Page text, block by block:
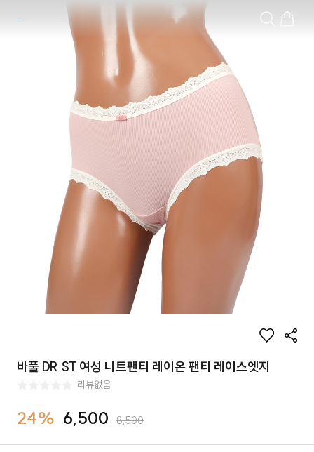
바풀 DR ST 여성 니트팬티 레이온 팬티 레이스엣지
리뷰없음
24% 6,500 8,500